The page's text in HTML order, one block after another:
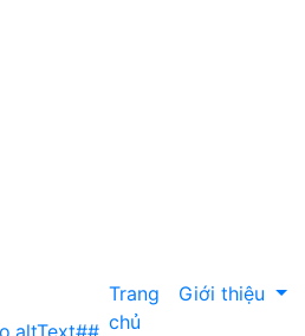
tỉnh Quảng Ninh năm 2023
Trang
chủ
Giới thiệu